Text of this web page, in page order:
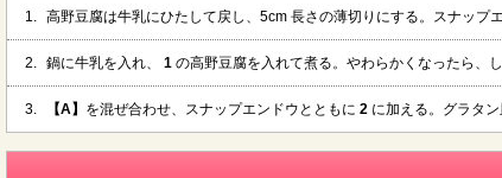
1. 高野豆腐は牛乳にひたして戻し、5cm 長さの薄切りにする。スナップ
2. 鍋に牛乳を入れ、 1 の高野豆腐を入れて煮る。やわらかくなったら、
3. 【A】 を混ぜ合わせ、スナップエンドウとともに 2 に加える。グラタ